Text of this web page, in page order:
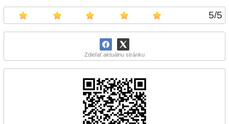
5/5
Zdieľať aktuálnu stránku